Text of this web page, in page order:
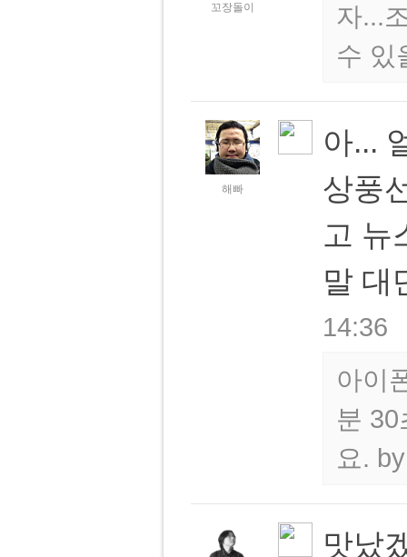
꼬장돌이
자...
수
해빠
아...
상풍
고 뉴
말 대
14:36
아이
분
요.
맛났